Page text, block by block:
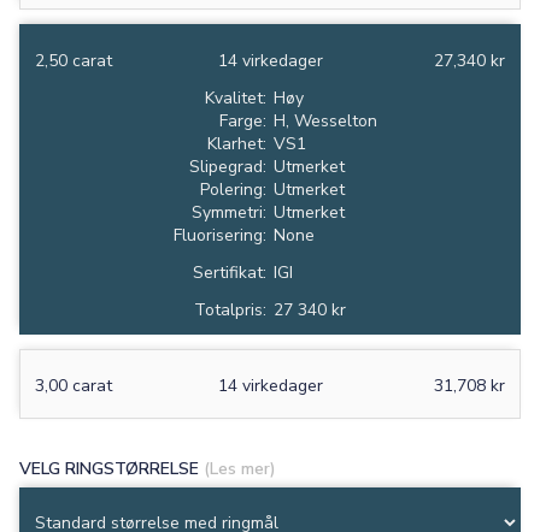
2,50 carat 27,340 kr
14 virkedager
Kvalitet: Høy
Farge: H, Wesselton
Klarhet: VS1
Slipegrad: Utmerket
Polering: Utmerket
Symmetri: Utmerket
Fluorisering: None
Sertifikat: IGI
Totalpris: 27 340 kr
3,00 carat 31,708 kr
14 virkedager
VELG RINGSTØRRELSE (Les mer)